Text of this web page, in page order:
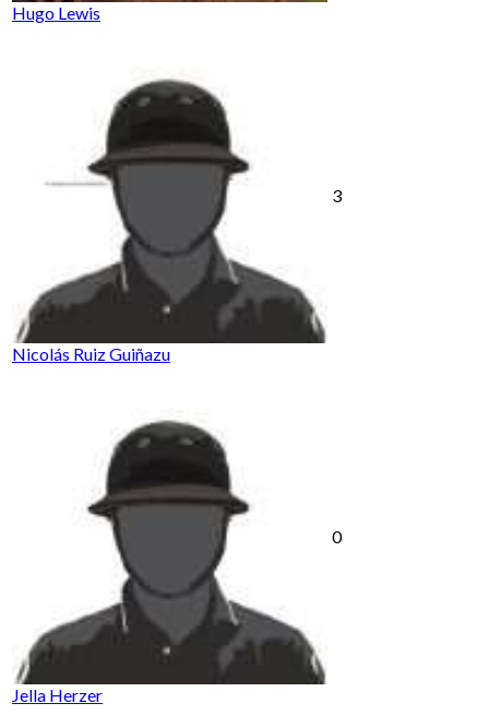
Hugo Lewis
Nicolás Ruiz Guiñazu
3
Jella Herzer
0